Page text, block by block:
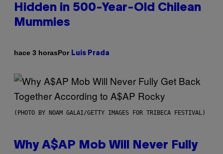
Hidden in 500-Year-Old Chilean
Mummies
hace 3 horasPor Luis Prada
(PHOTO BY NOAM GALAI/GETTY IMAGES FOR TRIBECA FESTIVAL)
Why A$AP Mob Will Never Fully